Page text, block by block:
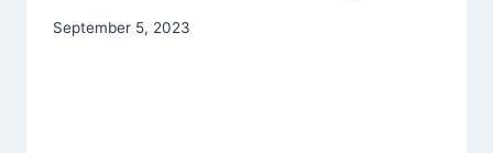
September 5, 2023